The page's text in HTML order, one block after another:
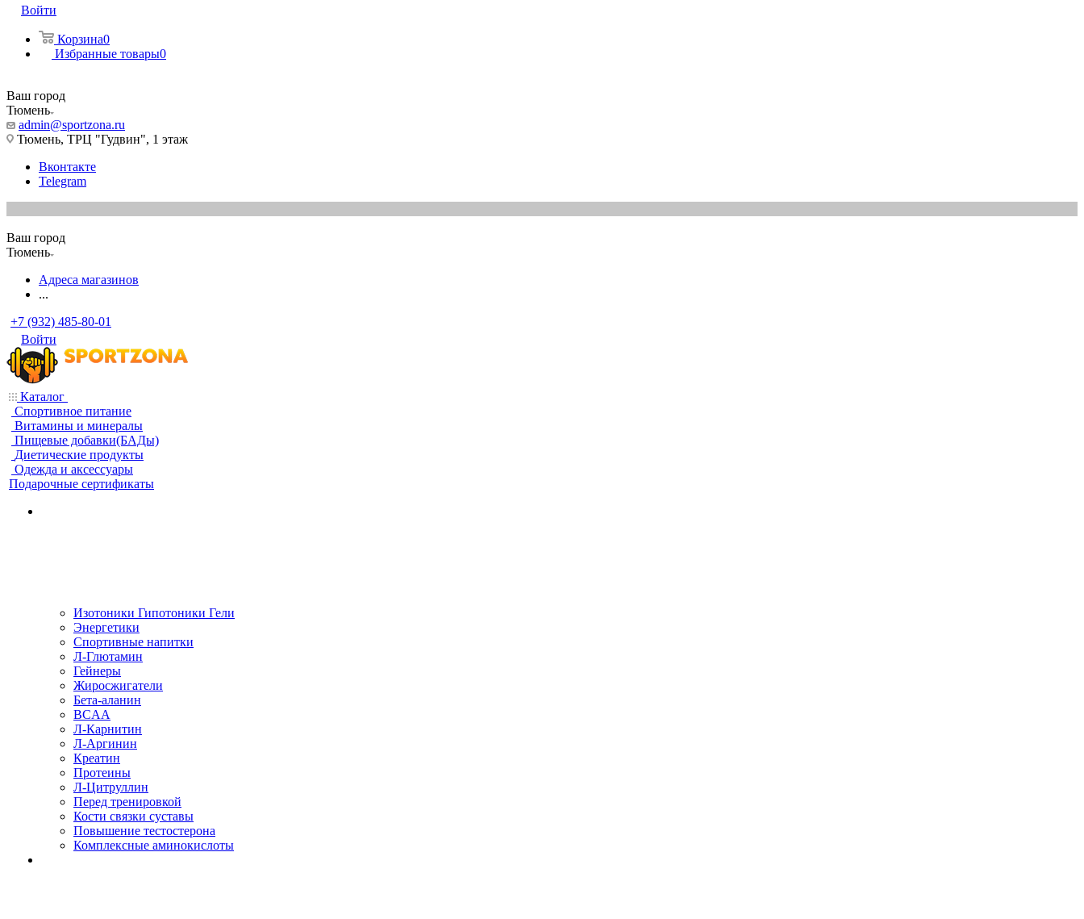
Войти
Корзина0
Избранные товары0
Ваш город
Тюмень
admin@sportzona.ru
Тюмень, ТРЦ "Гудвин", 1 этаж
Вконтакте
Telegram
Ваш город
Тюмень
Адреса магазинов
...
+7 (932) 485-80-01
Войти
Каталог
Спортивное питание
Витамины и минералы
Пищевые добавки(БАДы)
Диетические продукты
Одежда и аксессуары
Подарочные сертификаты
Изотоники Гипотоники Гели
Энергетики
Спортивные напитки
Л-Глютамин
Гейнеры
Жиросжигатели
Бета-аланин
BCAA
Л-Карнитин
Л-Аргинин
Креатин
Протеины
Л-Цитруллин
Перед тренировкой
Кости связки суставы
Повышение тестостерона
Комплексные аминокислоты